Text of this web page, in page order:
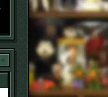
カテゴリー